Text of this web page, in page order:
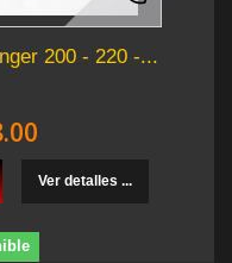
200 - 220 -...
Ver detalles ...